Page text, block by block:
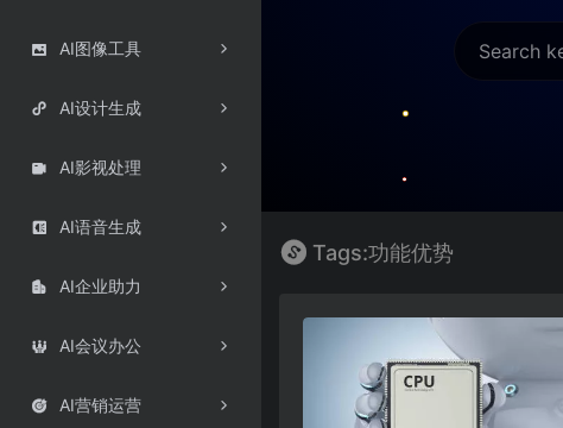
 AI图像工具
 AI设计生成
 AI影视处理
 AI语音生成
 AI企业助力
 AI会议办公
 AI营销运营
Tags:功能优势